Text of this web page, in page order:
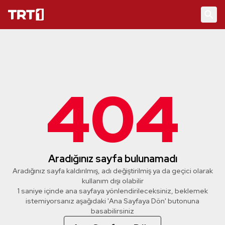
404
Aradığınız sayfa bulunamadı
Aradığınız sayfa kaldırılmış, adı değiştirilmiş ya da geçici olarak
kullanım dışı olabilir
1 saniye içinde ana sayfaya yönlendirileceksiniz, beklemek
istemiyorsanız aşağıdaki 'Ana Sayfaya Dön' butonuna
basabilirsiniz